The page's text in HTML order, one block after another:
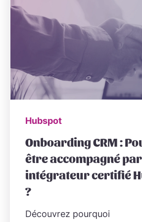
Hubspot
Onboarding CRM :
être accompagné
intégrateur certifié
?
Découvrez pourquoi